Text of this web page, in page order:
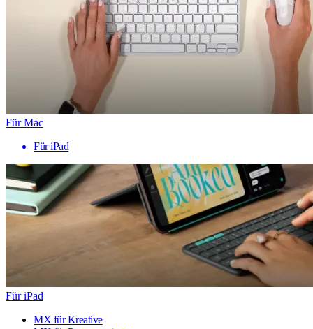
Für Mac
Für iPad
Für iPad
MX für Kreative